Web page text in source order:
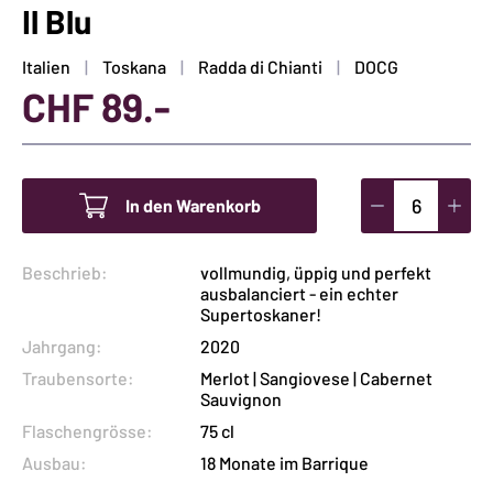
Il Blu
Italien Toskana Radda di Chianti DOCG
CHF89.-
Menge
In den Warenkorb
Beschrieb:
vollmundig, üppig und perfekt
ausbalanciert - ein echter
Supertoskaner!
Jahrgang:
2020
Traubensorte:
Merlot | Sangiovese | Cabernet
Sauvignon
Flaschengrösse:
75 cl
Ausbau:
18 Monate im Barrique